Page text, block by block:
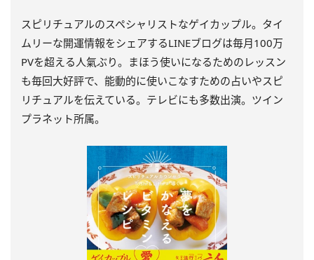
スピリチュアルのスペシャリストなゲイカップル。タイ
ムリーな開運情報をシェアするLINEブログは毎月100万
PVを超える人氣ぶり。まほう使いになるためのレッスン
も毎回大好評で、能動的に使いこなすための占いやスピ
リチュアルを伝えている。テレビにも多数出演。ツイン
プラネット所属。